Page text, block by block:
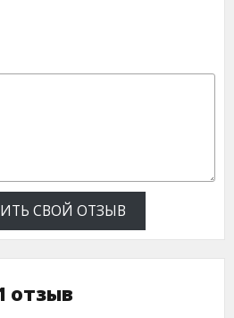
СВОЙ ОТЗЫВ
отзыв